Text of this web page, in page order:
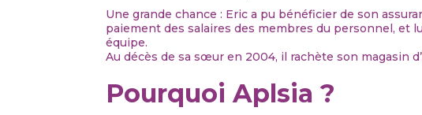
Une grande chance : Eric a pu bénéficier de son
paiement des salaires des membres du personnel, et
équipe.
Au décès de sa sœur en 2004, il rachète son magasin
Pourquoi Aplsia ?